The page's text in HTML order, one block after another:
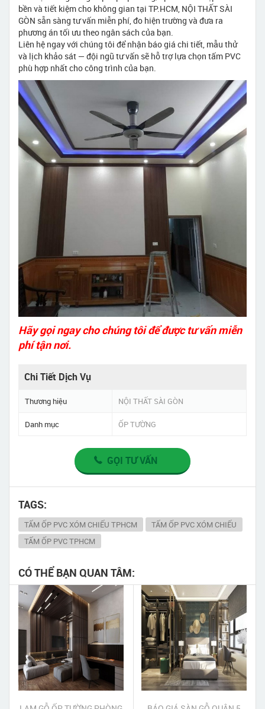
bền và tiết kiệm cho không gian tại TP.HCM, NỘI THẤT SÀI
GÒN sẵn sàng tư vấn miễn phí, đo hiện trường và đưa ra
phương án tối ưu theo ngân sách của bạn.
Liên hệ ngay với chúng tôi để nhận báo giá chi tiết, mẫu thử
và lịch khảo sát — đội ngũ tư vấn sẽ hỗ trợ lựa chọn tấm PVC
phù hợp nhất cho công trình của bạn.
Hãy gọi ngay cho chúng tôi để được tư vấn miễn
phí tận nơi.
Chi Tiết Dịch Vụ
Thương hiệu NỘI THẤT SÀI GÒN
Danh mục ỐP TƯỜNG
GỌI TƯ VẤN
TAGS:
TẤM ỐP PVC XÓM CHIẾU TPHCM
TẤM ỐP PVC XÓM CHIẾU
TẤM ỐP PVC TPHCM
CÓ THỂ BẠN QUAN TÂM: